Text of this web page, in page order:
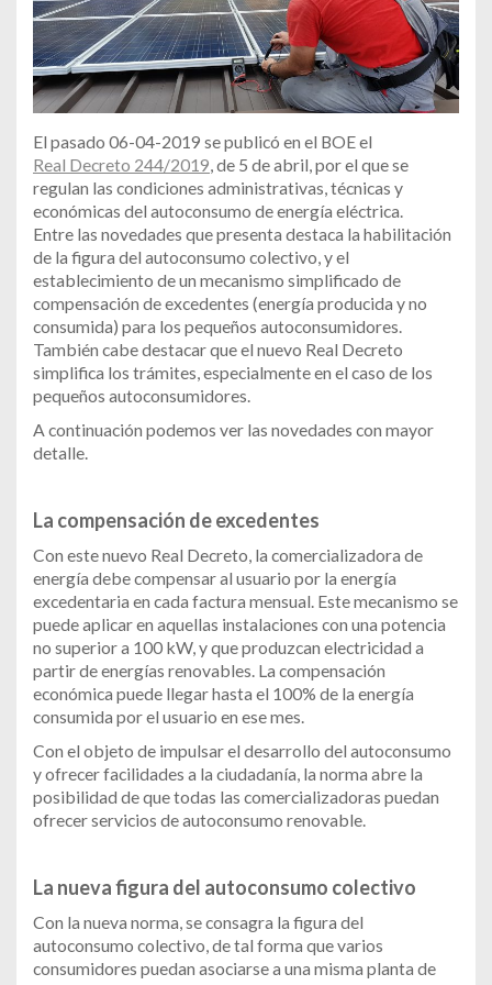
El pasado 06-04-2019 se publicó en el BOE el
Real Decreto 244/2019, de 5 de abril, por el que se
regulan las condiciones administrativas, técnicas y
económicas del autoconsumo de energía eléctrica.
Entre las novedades que presenta destaca la habilitación
de la figura del autoconsumo colectivo, y el
establecimiento de un mecanismo simplificado de
compensación de excedentes (energía producida y no
consumida) para los pequeños autoconsumidores.
También cabe destacar que el nuevo Real Decreto
simplifica los trámites, especialmente en el caso de los
pequeños autoconsumidores.
A continuación podemos ver las novedades con mayor
detalle.
La compensación de excedentes
Con este nuevo Real Decreto, la comercializadora de
energía debe compensar al usuario por la energía
excedentaria en cada factura mensual. Este mecanismo se
puede aplicar en aquellas instalaciones con una potencia
no superior a 100 kW, y que produzcan electricidad a
partir de energías renovables. La compensación
económica puede llegar hasta el 100% de la energía
consumida por el usuario en ese mes.
Con el objeto de impulsar el desarrollo del autoconsumo
y ofrecer facilidades a la ciudadanía, la norma abre la
posibilidad de que todas las comercializadoras puedan
ofrecer servicios de autoconsumo renovable.
La nueva figura del autoconsumo colectivo
Con la nueva norma, se consagra la figura del
autoconsumo colectivo, de tal forma que varios
consumidores puedan asociarse a una misma planta de